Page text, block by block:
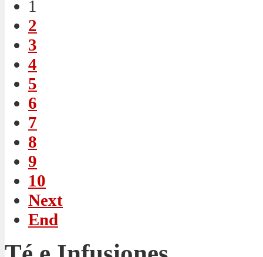
1
2
3
4
5
6
7
8
9
10
Next
End